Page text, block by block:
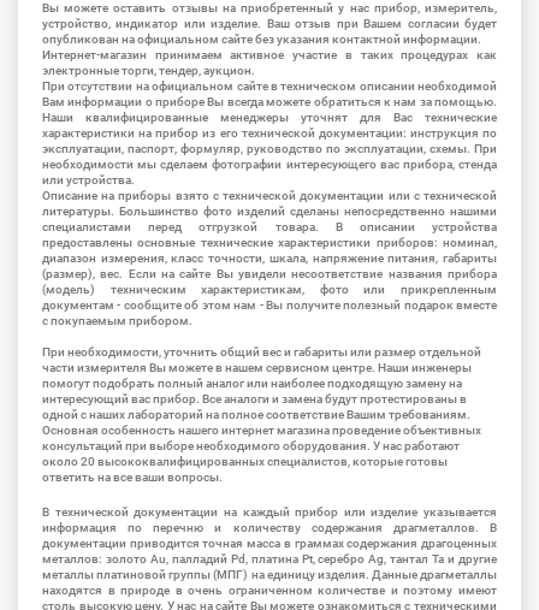
Вы можете оставить отзывы на приобретенный у нас прибор, измеритель,
устройство, индикатор или изделие. Ваш отзыв при Вашем согласии будет
опубликован на официальном сайте без указания контактной информации.
Интернет-магазин принимаем активное участие в таких процедурах как
электронные торги, тендер, аукцион.
При отсутствии на официальном сайте в техническом описании необходимой
Вам информации о приборе Вы всегда можете обратиться к нам за помощью.
Наши квалифицированные менеджеры уточнят для Вас технические
характеристики на прибор из его технической документации: инструкция по
эксплуатации, паспорт, формуляр, руководство по эксплуатации, схемы. При
необходимости мы сделаем фотографии интересующего вас прибора, стенда
или устройства.
Описание на приборы взято с технической документации или с технической
литературы. Большинство фото изделий сделаны непосредственно нашими
специалистами перед отгрузкой товара. В описании устройства
предоставлены основные технические характеристики приборов: номинал,
диапазон измерения, класс точности, шкала, напряжение питания, габариты
(размер), вес. Если на сайте Вы увидели несоответствие названия прибора
(модель) техническим характеристикам, фото или прикрепленным
документам - сообщите об этом нам - Вы получите полезный подарок вместе
с покупаемым прибором.
При необходимости, уточнить общий вес и габариты или размер отдельной
части измерителя Вы можете в нашем сервисном центре. Наши инженеры
помогут подобрать полный аналог или наиболее подходящую замену на
интересующий вас прибор. Все аналоги и замена будут протестированы в
одной с наших лабораторий на полное соответствие Вашим требованиям.
Основная особенность нашего интернет магазина проведение объективных
консультаций при выборе необходимого оборудования. У нас работают
около 20 высококвалифицированных специалистов, которые готовы
ответить на все ваши вопросы.
В технической документации на каждый прибор или изделие указывается
информация по перечню и количеству содержания драгметаллов. В
документации приводится точная масса в граммах содержания драгоценных
металлов: золото Au, палладий Pd, платина Pt, серебро Ag, тантал Ta и другие
металлы платиновой группы (МПГ) на единицу изделия. Данные драгметаллы
находятся в природе в очень ограниченном количестве и поэтому имеют
столь высокую цену. У нас на сайте Вы можете ознакомиться с техническими